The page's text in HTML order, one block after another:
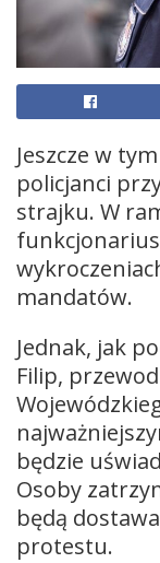
Jeszcze w
policjanci
strajku. W
mandatów.
Jednak, jak
Filip,
będzie
Osoby
będą
protestu.